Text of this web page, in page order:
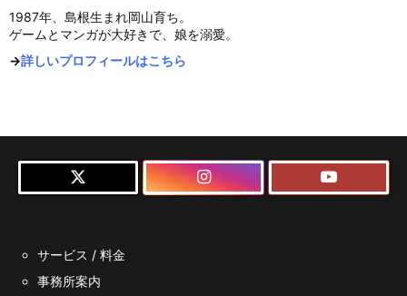
1987年、島根生まれ岡山育ち。
ゲームとマンガが大好きで、娘を溺愛。
→詳しいプロフィールはこちら
サービス / 料金
事務所案内